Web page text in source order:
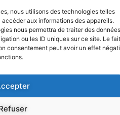
nous utilisons des technologies telles
aux informations des appareils.
nous permettra de traiter des données
ou les ID uniques sur ce site. Le fait
consentement peut avoir un effet
All Rights Reserved